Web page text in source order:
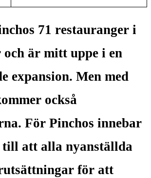
71 restauranger i
är mitt uppe i en
expansion. Men med
också
För Pinchos innebar
till att alla nyanställda
för att